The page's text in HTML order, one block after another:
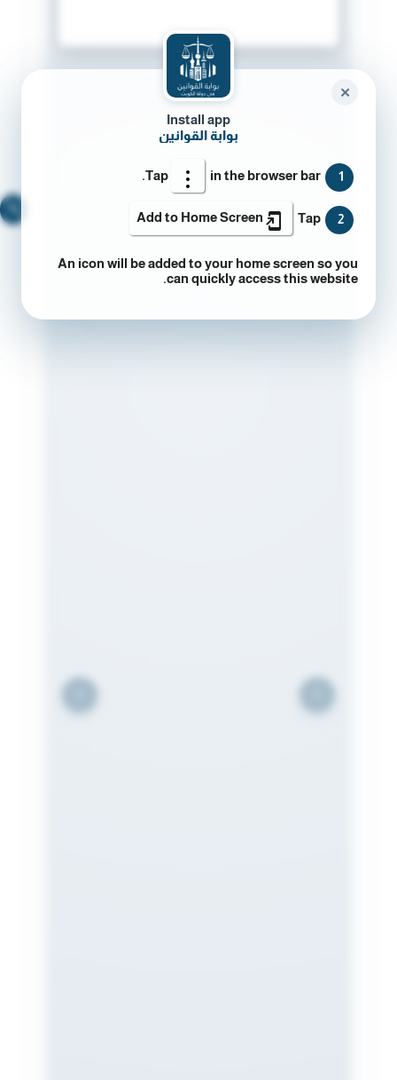
Install app
بوابة القوانين
1
Tap in the browser bar.
2
Tap
Add to Home Screen
An icon will be added to your home screen so you
can quickly access this website.
✕